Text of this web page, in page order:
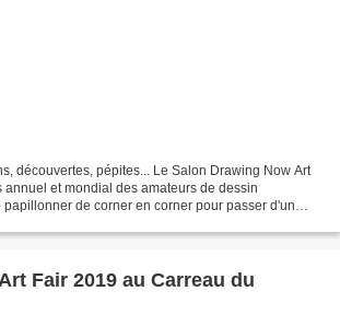
découvertes, pépites... Le Salon Drawing Now Art
annuel et mondial des amateurs de dessin
papillonner de corner en corner pour passer d'un
Fair 2019 au Carreau du